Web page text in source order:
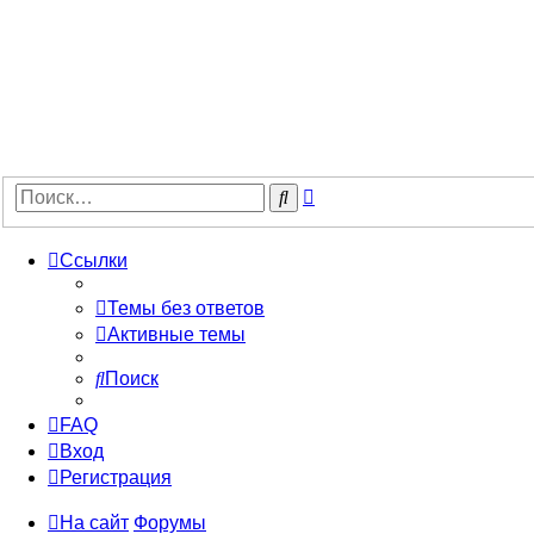
Поиск
Ссылки
Темы без ответов
Активные темы
Поиск
FAQ
Вход
Регистрация
На сайт Форумы